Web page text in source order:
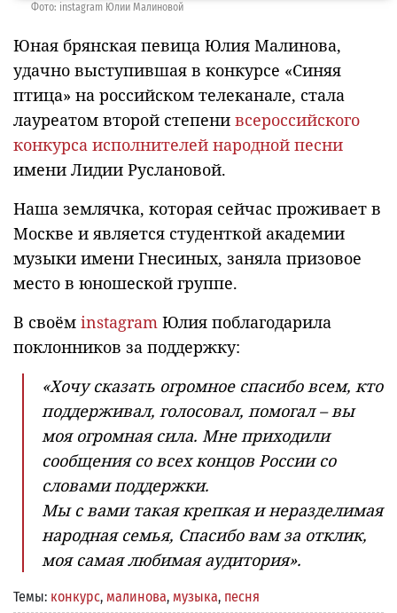
Фото: instagram Юлии Малиновой
Юная брянская певица Юлия Малинова,
удачно выступившая в конкурсе «Синяя
птица» на российском телеканале, стала
лауреатом второй степени всероссийского
конкурса исполнителей народной песни
имени Лидии Руслановой.
Наша землячка, которая сейчас проживает в
Москве и является студенткой академии
музыки имени Гнесиных, заняла призовое
место в юношеской группе.
В своём instagram Юлия поблагодарила
поклонников за поддержку:
«Хочу сказать огромное спасибо всем, кто
поддерживал, голосовал, помогал – вы
моя огромная сила. Мне приходили
сообщения со всех концов России со
словами поддержки.
Мы с вами такая крепкая и неразделимая
народная семья, Спасибо вам за отклик,
моя самая любимая аудитория».
Темы: конкурс, малинова, музыка, песня